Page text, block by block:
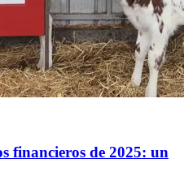
financieros de 2025: un